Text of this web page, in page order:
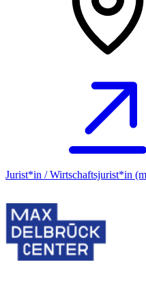
Jurist*in / Wirtschafts­jurist*in